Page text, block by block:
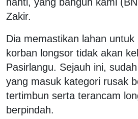
Zakir.
Dia memastikan lahan untuk
korban longsor tidak akan
Pasirlangu. Sejauh ini,
yang masuk kategori rusak
tertimbun serta terancam
berpindah.